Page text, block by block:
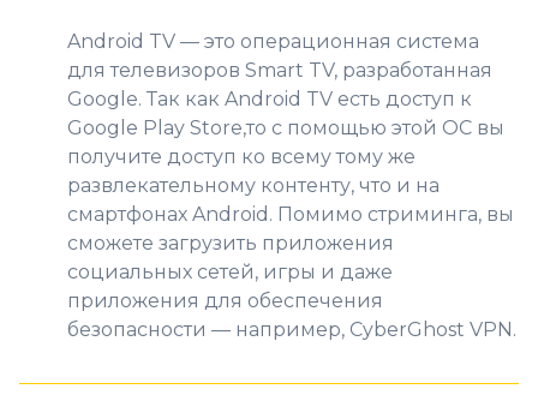
Android TV — это операционная система
для телевизоров Smart TV, разработанная
Google. Так как Android TV есть доступ к
Google Play Store,то с помощью этой ОС вы
получите доступ ко всему тому же
развлекательному контенту, что и на
смартфонах Android. Помимо стриминга, вы
сможете загрузить приложения
социальных сетей, игры и даже
приложения для обеспечения
безопасности — например, CyberGhost VPN.